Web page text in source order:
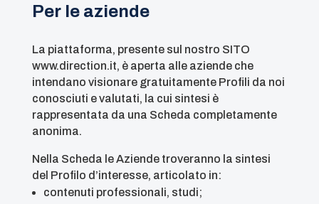
Per le aziende
La piattaforma, presente sul nostro SITO
www.direction.it, è aperta alle aziende che
intendano visionare gratuitamente Profili da noi
conosciuti e valutati, la cui sintesi è
rappresentata da una Scheda completamente
anonima.
Nella Scheda le Aziende troveranno la sintesi
del Profilo d’interesse, articolato in:
contenuti professionali, studi;